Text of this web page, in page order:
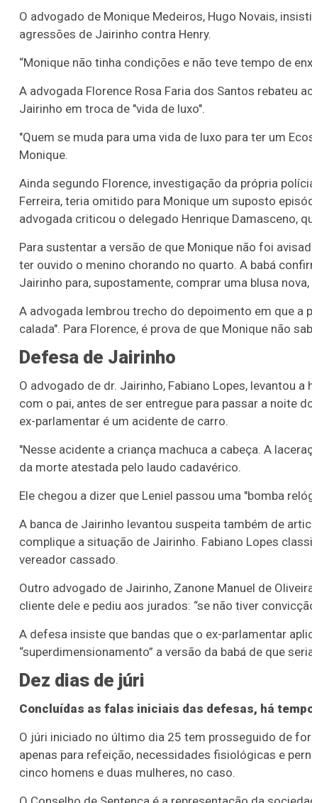
O advogado de Monique Medeiros, Hugo Novais,
agressões de Jairinho contra Henry.
“Monique não tinha condições e não teve tempo de
A advogada Florence Rosa Faria dos Santos rebateu
Jairinho em troca de "vida de luxo".
"Quem se muda para uma vida de luxo para ter um
Monique.
Ainda segundo Florence, investigação da própria
Ferreira, teria omitido para Monique um suposto
advogada criticou o delegado Henrique Damasceno,
Para sustentar a versão de que Monique não foi
ter ouvido o menino chorando no quarto. A babá
Jairinho para, supostamente, comprar uma blusa
A advogada lembrou trecho do depoimento em que
calada". Para Florence, é prova de que Monique não
Defesa de Jairinho
O advogado de dr. Jairinho, Fabiano Lopes, levantou
com o pai, antes de ser entregue para passar a noite
ex-parlamentar é um acidente de carro.
"Nesse acidente a criança machuca a cabeça. A
da morte atestada pelo laudo cadavérico.
Ele chegou a dizer que Leniel passou uma "bomba
A banca de Jairinho levantou suspeita também de
complique a situação de Jairinho. Fabiano Lopes
vereador cassado.
Outro advogado de Jairinho, Zanone Manuel de
cliente dele e pediu aos jurados: “se não tiver
A defesa insiste que bandas que o ex-parlamentar
“superdimensionamento” a versão da babá de que
Dez dias de júri
Concluídas as falas iniciais das defesas, há
O júri iniciado no último dia 25 tem prosseguido de
apenas para refeição, necessidades fisiológicas e
cinco homens e duas mulheres, no caso.